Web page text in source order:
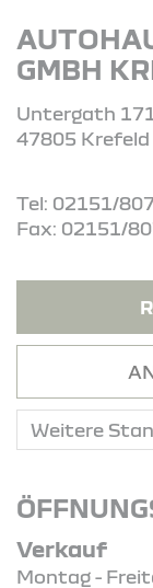
GMBH
Untergath 171
47805 Krefeld
Tel: 02151/
Fax: 02151/
Verkauf
Montag -